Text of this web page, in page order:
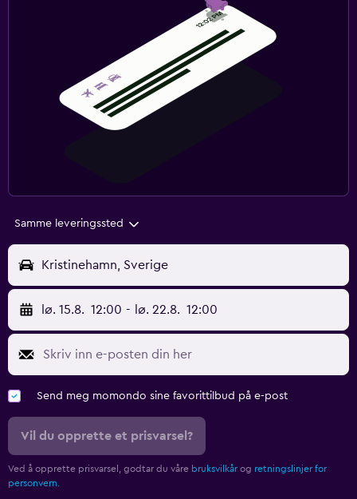
Samme leveringssted
Kristinehamn, Sverige
lø. 15.8. 12:00 - lø. 22.8. 12:00
Send meg momondo sine favorittilbud på e-post
Vil du opprette et prisvarsel?
Ved å opprette prisvarsel, godtar du våre bruksvilkår og retningslinjer for
personvern.